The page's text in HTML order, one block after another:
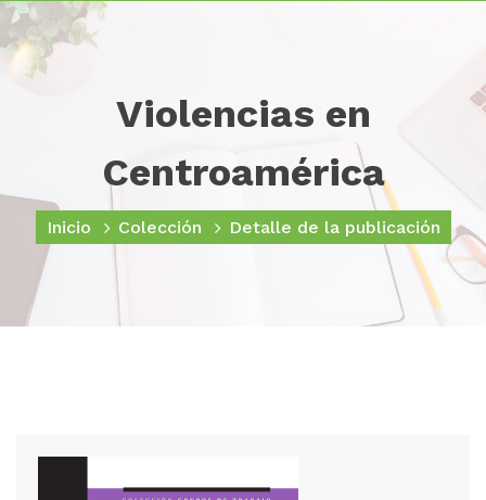
Violencias en
Centroamérica
Inicio Colección Detalle de la publicación